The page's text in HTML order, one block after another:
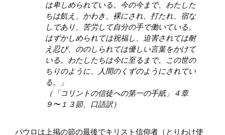
は卑しめられている。今の今まで、わたした
ちは飢え、かわき、裸にされ、打たれ、宿な
しであり、苦労して自分の手で働いている。
はずかしめられては祝福し、迫害されては耐
え忍び、ののしられては優しい言葉をかけて
いる。わたしたちは今に至るまで、この世の
ちりのように、人間のくずのようにされてい
る。」
（「コリントの信徒への第一の手紙」４章
９〜１３節、口語訳）
パウロは上掲の節の最後でキリスト信仰者（とりわけ使